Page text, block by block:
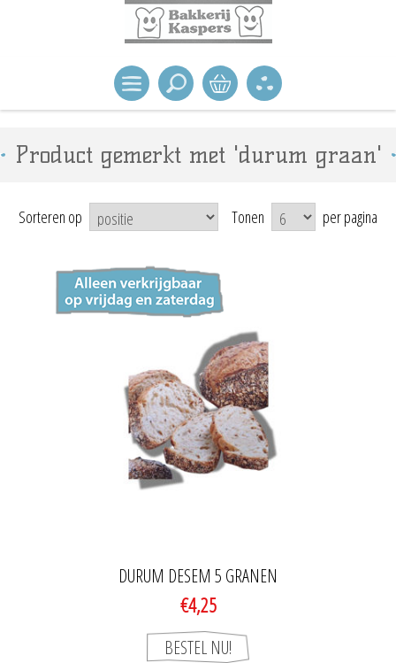
Product gemerkt met 'durum graan'
Sorteren op Tonen per pagina
DURUM DESEM 5 GRANEN
€4,25